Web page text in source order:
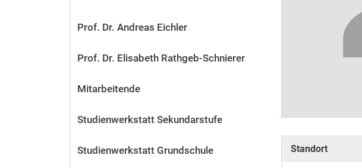
Prof. Dr. Andreas Eichler
Prof. Dr. Elisabeth Rathgeb-Schnierer
Mitarbeitende
Studienwerkstatt Sekundarstufe
Studienwerkstatt Grundschule Standort